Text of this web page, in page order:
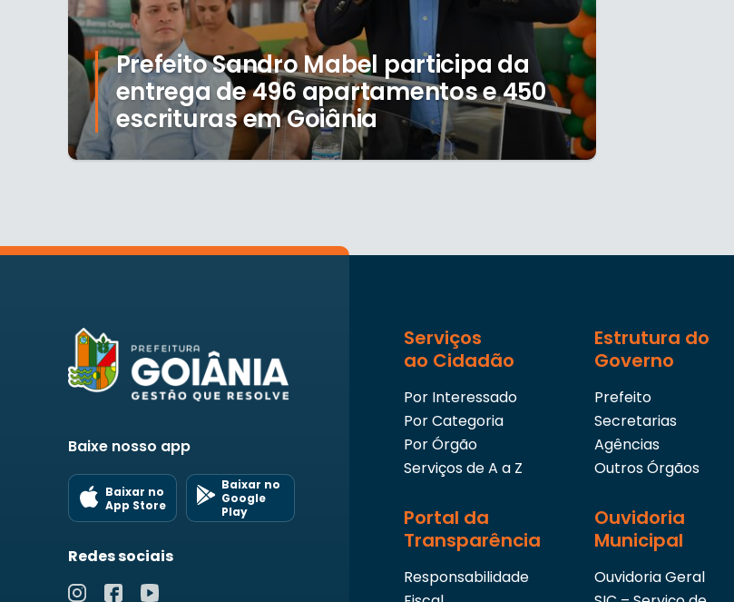
Prefeito Sandro Mabel participa da
entrega de 496 apartamentos e 450
escrituras em Goiânia
Baixe nosso app
Baixar no
App Store
Baixar no
Google
Play
Redes sociais
Serviços
ao Cidadão
Por Interessado
Por Categoria
Por Órgão
Serviços de A a Z
Estrutura do
Governo
Prefeito
Secretarias
Agências
Outros Órgãos
Portal da
Transparência
Responsabilidade
Ouvidoria
Municipal
Ouvidoria Geral